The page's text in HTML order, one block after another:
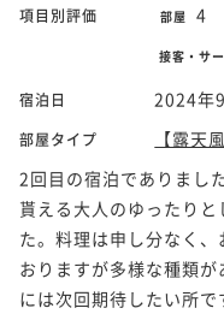
項目別評価 部屋 4
接客・サ
宿泊日 2024年
部屋タイプ
【露天
2回目の宿泊でありまし
貰える大人のゆったり
た。料理は申し分なく
おりますが多様な種類
には次回期待したい所で